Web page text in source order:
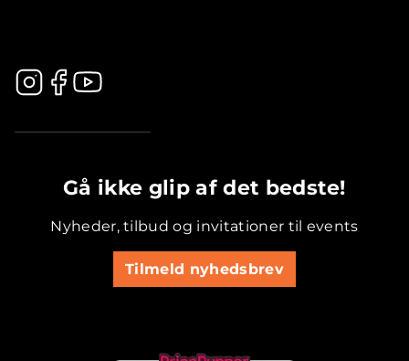
Gå ikke glip af det bedste!
Nyheder, tilbud og invitationer til events
Tilmeld nyhedsbrev